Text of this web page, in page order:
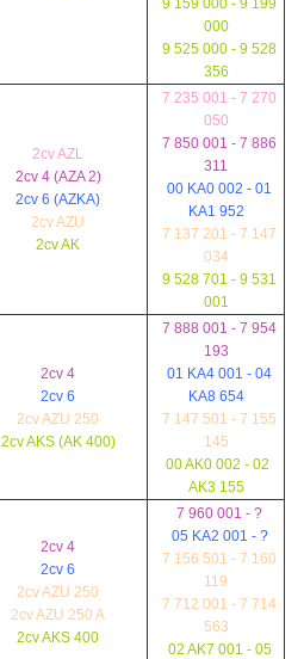
9 159 000 - 9 199
000
9 525 000 - 9 528
356
2cv AZL
2cv 4 (AZA 2)
2cv 6 (AZKA)
2cv AZU
2cv AK
7 235 001 - 7 270
050
7 850 001 - 7 886
311
00 KA0 002 - 01
KA1 952
7 137 201 - 7 147
034
9 528 701 - 9 531
001
2cv 4
2cv 6
2cv AZU 250
2cv AKS (AK 400)
7 888 001 - 7 954
193
01 KA4 001 - 04
KA8 654
7 147 501 - 7 155
145
00 AK0 002 - 02
AK3 155
2cv 4
2cv 6
2cv AZU 250
2cv AZU 250 A
2cv AKS 400
7 960 001 - ?
05 KA2 001 - ?
7 156 501 - 7 160
119
7 712 001 - 7 714
563
02 AK7 001 - 05